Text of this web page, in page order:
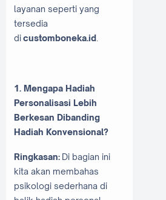
layanan seperti yang
tersedia
dicustomboneka.id
1. Mengapa Hadiah
Personalisasi Lebih
Berkesan Dibanding
Hadiah Konvensional?
Ringkasan: Di bagian ini
kita akan membahas
psikologi sederhana di